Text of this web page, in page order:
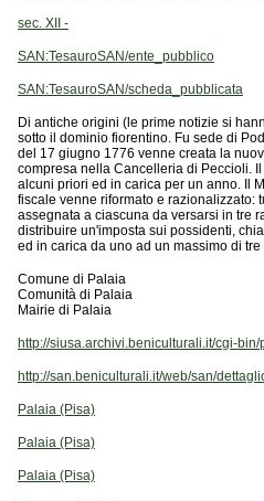
sec. XII -
SAN:TesauroSAN/ente_pubblico
SAN:TesauroSAN/scheda_pubblicata
ed in carica da uno ad un massimo di tre
Comune di Palaia
Comunità di Palaia
Mairie di Palaia
http://siusa.archivi.beniculturali.it/cgi-
http://san.beniculturali.it/web/san/
Palaia (Pisa)
Palaia (Pisa)
Palaia (Pisa)